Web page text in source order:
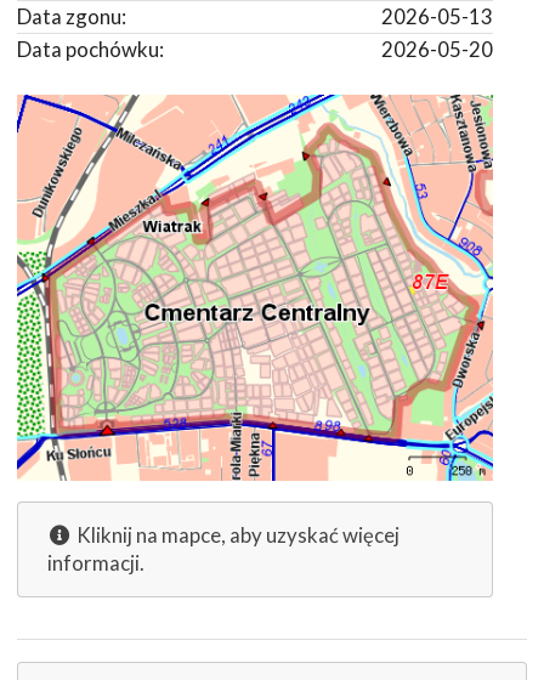
2026-05-13
Data zgonu:
2026-05-20
Data pochówku:
Kliknij na mapce, aby uzyskać więcej
informacji.